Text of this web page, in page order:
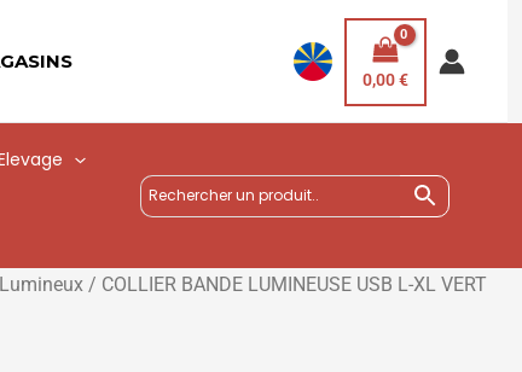
0,00€
Lumineux / COLLIER BANDE LUMINEUSE USB L-XL VERT